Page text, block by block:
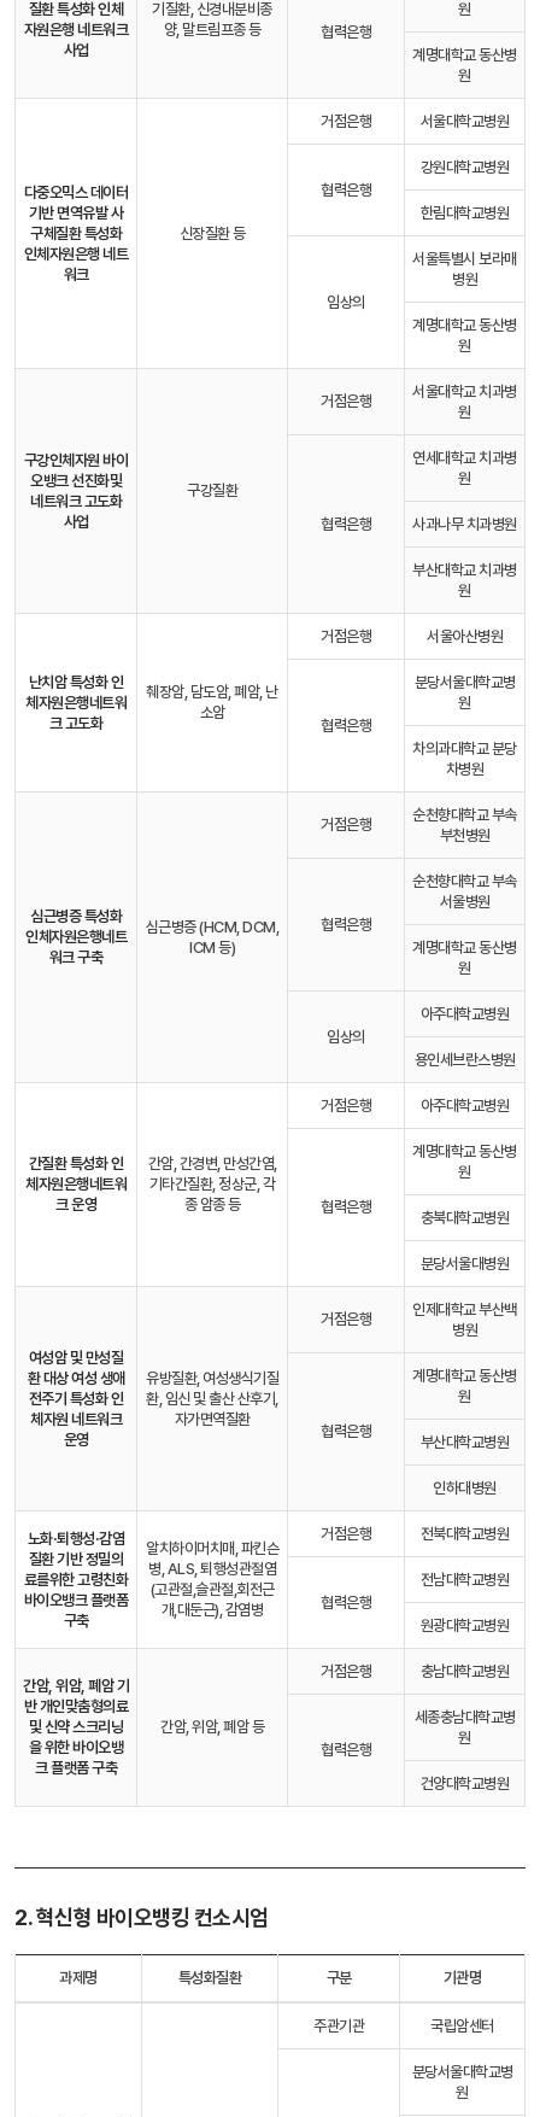
질환 특성화 인체
자원은행 네트워크
사업
기질환, 신경내분비종
양, 말트림프종 등
협력은행
원
계명대학교 동산병
원
다중오믹스 데이터
기반 면역유발 사
구체질환 특성화
인체자원은행 네트
워크
신장질환 등
거점은행 서울대학교병원
협력은행
강원대학교병원
한림대학교병원
임상의
서울특별시 보라매
병원
계명대학교 동산병
원
구강인체자원 바이
오뱅크 선진화및
네트워크 고도화
사업
구강질환
거점은행
서울대학교 치과병
원
협력은행
연세대학교 치과병
원
사과나무 치과병원
부산대학교 치과병
원
난치암 특성화 인
체자원은행네트워
크 고도화
췌장암, 담도암, 폐암, 난
소암
거점은행 서울아산병원
협력은행
분당서울대학교병
원
차의과대학교 분당
차병원
심근병증 특성화
인체자원은행네트
워크 구축
심근병증 (HCM, DCM,
ICM 등)
거점은행
순천향대학교 부속
부천병원
협력은행
순천향대학교 부속
서울병원
계명대학교 동산병
원
임상의
아주대학교병원
용인세브란스병원
간질환 특성화 인
체자원은행네트워
크 운영
간암, 간경변, 만성간염,
기타간질환, 정상군, 각
종 암종 등
거점은행 아주대학교병원
협력은행
계명대학교 동산병
원
충북대학교병원
분당서울대병원
여성암 및 만성질
환 대상 여성 생애
전주기 특성화 인
체자원 네트워크
운영
유방질환, 여성생식기질
환, 임신 및 출산 산후기,
자가면역질환
거점은행
인제대학교 부산백
병원
협력은행
계명대학교 동산병
원
부산대학교병원
인하대병원
노화·퇴행성·감염
질환 기반 정밀의
료를위한 고령친화
바이오뱅크 플랫폼
구축
알치하이머치매, 파킨슨
병, ALS, 퇴행성관절염
(고관절,슬관절,회전근
개,대둔근), 감염병
거점은행 전북대학교병원
협력은행
전남대학교병원
원광대학교병원
간암, 위암, 폐암 기
반 개인맞춤형의료
및 신약 스크리닝
을 위한 바이오뱅
크 플랫폼 구축
간암, 위암, 폐암 등
거점은행 충남대학교병원
협력은행
세종충남대학교병
원
건양대학교병원
2. 혁신형 바이오뱅킹 컨소시엄
과제명 특성화질환 구분 기관명
주관기관 국립암센터
분당서울대학교병
원